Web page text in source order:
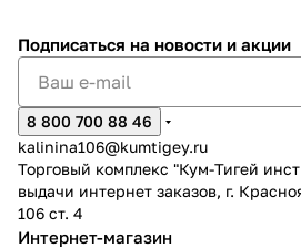
Подписаться на новости и акции
8 800 700 88 46
kalinina106@kumtigey.ru
Торговый комплекс "Кум-Тигей
выдачи интернет заказов, г.
106 ст. 4
Интернет-магазин